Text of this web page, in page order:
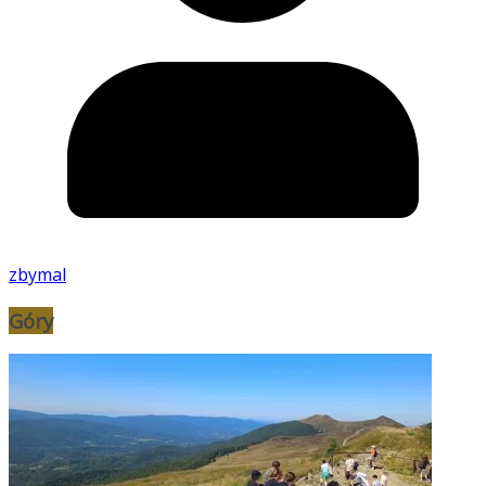
zbymal
Góry